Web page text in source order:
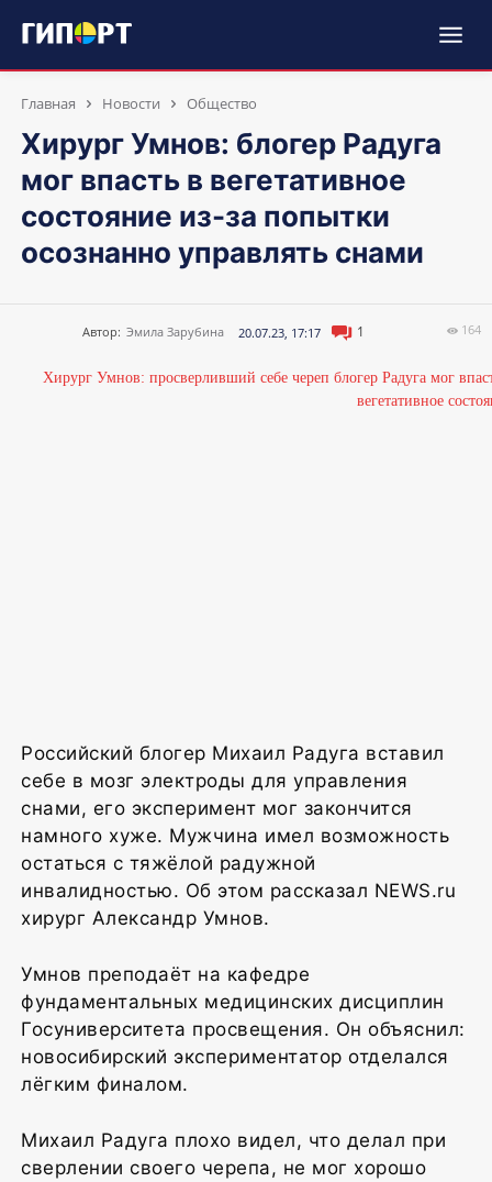
Главная Новости Общество
Хирург Умнов: блогер Радуга
мог впасть в вегетативное
состояние из-за попытки
осознанно управлять снами
Автор: Эмила Зарубина 20.07.23, 17:17 1 164
Российский блогер Михаил Радуга вставил
себе в мозг электроды для управления
снами, его эксперимент мог закончится
намного хуже. Мужчина имел возможность
остаться с тяжёлой радужной
инвалидностью. Об этом рассказал NEWS.ru
хирург Александр Умнов.
Умнов преподаёт на кафедре
фундаментальных медицинских дисциплин
Госуниверситета просвещения. Он объяснил:
новосибирский экспериментатор отделался
лёгким финалом.
Михаил Радуга плохо видел, что делал при
сверлении своего черепа, не мог хорошо